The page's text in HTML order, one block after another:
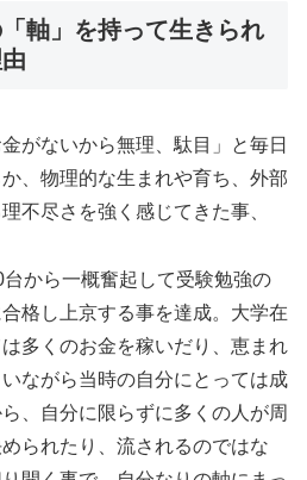
軸」を持って生きられ
がないから無理、駄目」と毎日
、物理的な生まれや育ち、外部
不尽さを強く感じてきた事、
から一概奮起して受験勉強の
格し上京する事を達成。大学在
多くのお金を稼いだり、恵まれ
ながら当時の自分にとっては成
、自分に限らずに多くの人が周
られたり、流されるのではな